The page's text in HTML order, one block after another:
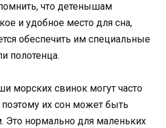
что детенышам
и удобное место для сна,
обеспечить им специальные
полотенца.
морских свинок могут часто
их сон может быть
нормально для маленьких